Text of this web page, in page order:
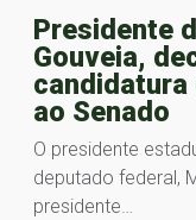
Presidente
Gouveia,
candidatura
ao Senado
O presidente
deputado federal,
presidente…